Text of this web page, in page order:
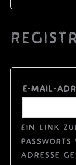
E-Mail-
Ein Link
Passworts
Adresse